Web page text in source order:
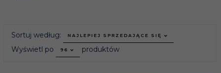
Sortuj według: sort
NAJLEPIEJ SPRZEDAJĄCE SIĘ
Wyświetl po pop
96 produktów